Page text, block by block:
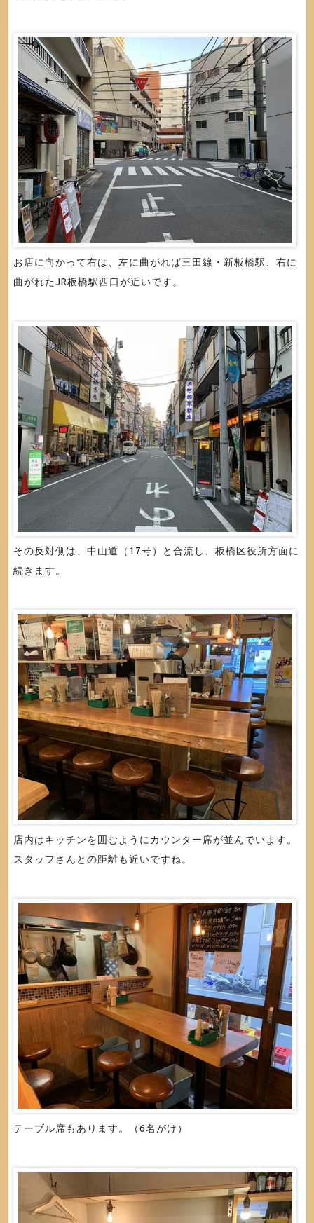
お店に向かって右は、左に曲がれば三田線・新板橋駅、右に
曲がれたJR板橋駅西口が近いです。
その反対側は、中山道（17号）と合流し、板橋区役所方面に
続きます。
店内はキッチンを囲むようにカウンター席が並んでいます。
スタッフさんとの距離も近いですね。
テーブル席もあります。（6名がけ）